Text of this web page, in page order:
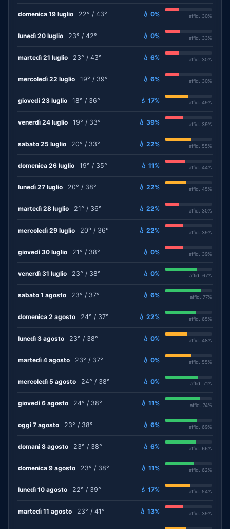
domenica 19 luglio 22° / 43° 💧 0% affid. 30%
lunedì 20 luglio 23° / 42° 💧 0% affid. 33%
martedì 21 luglio 23° / 43° 💧 6% affid. 30%
mercoledì 22 luglio 19° / 39° 💧 6% affid. 30%
giovedì 23 luglio 18° / 36° 💧 17% affid. 49%
venerdì 24 luglio 19° / 33° 💧 39% affid. 39%
sabato 25 luglio 20° / 33° 💧 22% affid. 55%
domenica 26 luglio 19° / 35° 💧 11% affid. 44%
lunedì 27 luglio 20° / 38° 💧 22% affid. 45%
martedì 28 luglio 21° / 36° 💧 22% affid. 30%
mercoledì 29 luglio 20° / 36° 💧 22% affid. 39%
giovedì 30 luglio 21° / 38° 💧 0% affid. 39%
venerdì 31 luglio 23° / 38° 💧 0% affid. 67%
sabato 1 agosto 23° / 37° 💧 6% affid. 77%
domenica 2 agosto 24° / 37° 💧 22% affid. 65%
lunedì 3 agosto 23° / 38° 💧 0% affid. 48%
martedì 4 agosto 23° / 37° 💧 0% affid. 55%
mercoledì 5 agosto 24° / 38° 💧 0% affid. 71%
giovedì 6 agosto 24° / 38° 💧 11% affid. 74%
oggi 7 agosto 23° / 38° 💧 6% affid. 69%
domani 8 agosto 23° / 38° 💧 6% affid. 66%
domenica 9 agosto 23° / 38° 💧 11% affid. 62%
lunedì 10 agosto 22° / 39° 💧 17% affid. 54%
martedì 11 agosto 23° / 41° 💧 13% affid. 39%